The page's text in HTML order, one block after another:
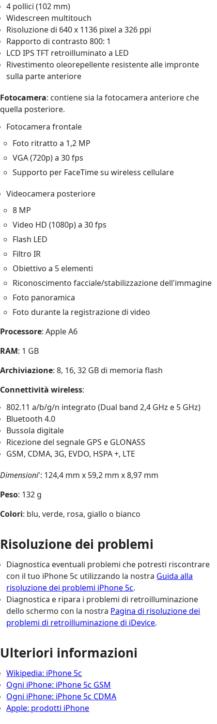
4 pollici (102 mm)
Widescreen multitouch
Risoluzione di 640 x 1136 pixel a 326 ppi
Rapporto di contrasto 800: 1
LCD IPS TFT retroilluminato a LED
Rivestimento oleorepellente resistente alle impronte
sulla parte anteriore
Fotocamera: contiene sia la fotocamera anteriore che
quella posteriore.
Fotocamera frontale
Foto ritratto a 1,2 MP
VGA (720p) a 30 fps
Supporto per FaceTime su wireless cellulare
Videocamera posteriore
8 MP
Video HD (1080p) a 30 fps
Flash LED
Filtro IR
Obiettivo a 5 elementi
Riconoscimento facciale/stabilizzazione dell'immagine
Foto panoramica
Foto durante la registrazione di video
Processore: Apple A6
RAM: 1 GB
Archiviazione: 8, 16, 32 GB di memoria flash
Connettività wireless:
802.11 a/b/g/n integrato (Dual band 2,4 GHz e 5 GHz)
Bluetooth 4.0
Bussola digitale
Ricezione del segnale GPS e GLONASS
GSM, CDMA, 3G, EVDO, HSPA +, LTE
Dimensioni': 124,4 mm x 59,2 mm x 8,97 mm
Peso: 132 g
Colori: blu, verde, rosa, giallo o bianco
Risoluzione dei problemi
Diagnostica eventuali problemi che potresti riscontrare
con il tuo iPhone 5c utilizzando la nostra Guida alla
risoluzione dei problemi iPhone 5c.
Diagnostica e ripara i problemi di retroilluminazione
dello schermo con la nostra Pagina di risoluzione dei
problemi di retroilluminazione di iDevice.
Ulteriori informazioni
Wikipedia: iPhone 5c
Ogni iPhone: iPhone 5c GSM
Ogni iPhone: iPhone 5c CDMA
Apple: prodotti iPhone